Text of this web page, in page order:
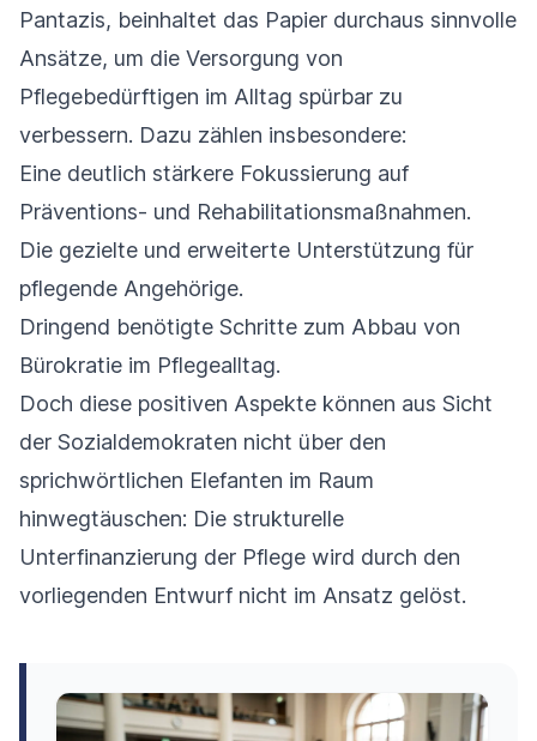
Pantazis, beinhaltet das Papier durchaus sinnvolle
Ansätze, um die Versorgung von
Pflegebedürftigen im Alltag spürbar zu
verbessern. Dazu zählen insbesondere:
Eine deutlich stärkere Fokussierung auf
Präventions- und Rehabilitationsmaßnahmen.
Die gezielte und erweiterte Unterstützung für
pflegende Angehörige.
Dringend benötigte Schritte zum Abbau von
Bürokratie im Pflegealltag.
Doch diese positiven Aspekte können aus Sicht
der Sozialdemokraten nicht über den
sprichwörtlichen Elefanten im Raum
hinwegtäuschen: Die strukturelle
Unterfinanzierung der Pflege wird durch den
vorliegenden Entwurf nicht im Ansatz gelöst.